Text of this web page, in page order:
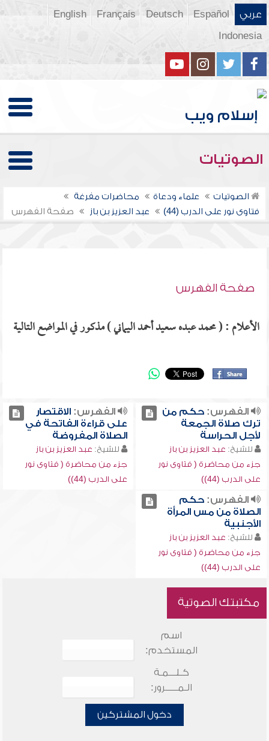
عربي Español
Deutsch
Français
English
Indonesia
الصوتيات
الصوتيات علماء ودعاة
محاضرات مفرغة
فتاوى نور على الدرب (44)
عبد العزيز بن باز صفحة الفهرس
صفحة الفهرس
الأعلام : ( محمد عبده سعيد أحمد اليماني ) مذكور في المواضع التالية
الفهرس:حكم من
ترك صلاة الجمعة
لأجل الحراسة
للشيخ: عبد العزيز بن باز
جزء من محاضرة ( فتاوى نور
على الدرب (44))
الفهرس:الاقتصار
على قراءة الفاتحة في
الصلاة المفروضة
للشيخ: عبد العزيز بن باز
جزء من محاضرة ( فتاوى نور
على الدرب (44))
الفهرس:حكم
الصلاة من مس المرأة
الأجنبية
للشيخ: عبد العزيز بن باز
جزء من محاضرة ( فتاوى نور
على الدرب (44))
مكتبتك الصوتية
اسم
المستخدم:
كـلـــمـة
الـمـــــرور:
دخول المشتركين